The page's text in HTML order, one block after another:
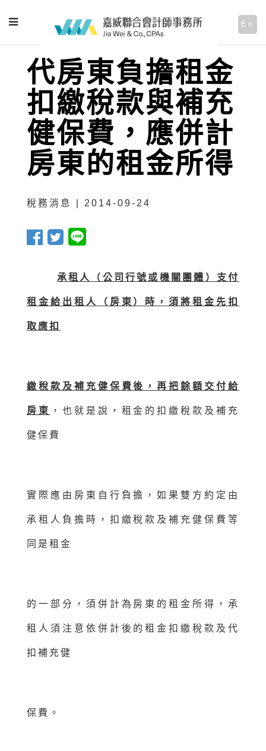
En
代房東負擔租金
扣繳稅款與補充
健保費，應併計
房東的租金所得
稅務消息 | 2014-09-24
承租人（公司行號或機關團體）支付
租金給出租人（房東）時，須將租金先扣
取應扣
繳稅款及補充健保費後，再把餘額交付給
房東 ，也就是說，租金的扣繳稅款及補充
健保費
實際應由房東自行負擔，如果雙方約定由
承租人負擔時，扣繳稅款及補充健保費等
同是租金
的一部分，須併計為房東的租金所得，承
租人須注意依併計後的租金扣繳稅款及代
扣補充健
保費。